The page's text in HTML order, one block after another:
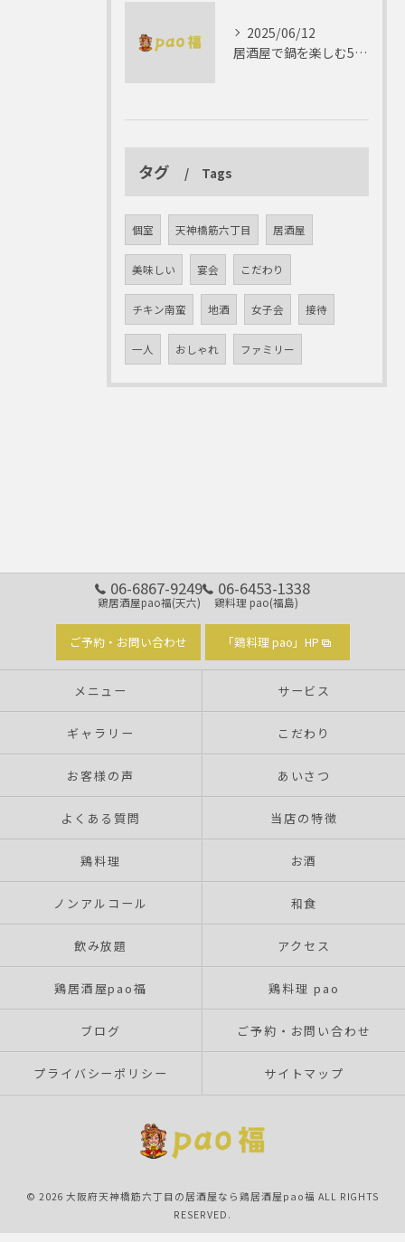
2025/06/12
居酒屋で鍋を楽しむ5つの理由 ゆったりとした時間を
タグ Tags
個室 天神橋筋六丁目 居酒屋
美味しい 宴会 こだわり
チキン南蛮 地酒 女子会 接待
一人 おしゃれ ファミリー
06-6867-9249
鶏居酒屋pao福(天六)
06-6453-1338
鶏料理 pao(福島)
ご予約・お問い合わせ 「鶏料理 pao」HP
メニュー サービス
ギャラリー こだわり
お客様の声 あいさつ
よくある質問 当店の特徴
鶏料理 お酒
ノンアルコール 和食
飲み放題 アクセス
鶏居酒屋pao福 鶏料理 pao
ブログ ご予約・お問い合わせ
プライバシーポリシー サイトマップ
© 2026 大阪府天神橋筋六丁目の居酒屋なら鶏居酒屋pao福 ALL RIGHTS
RESERVED.